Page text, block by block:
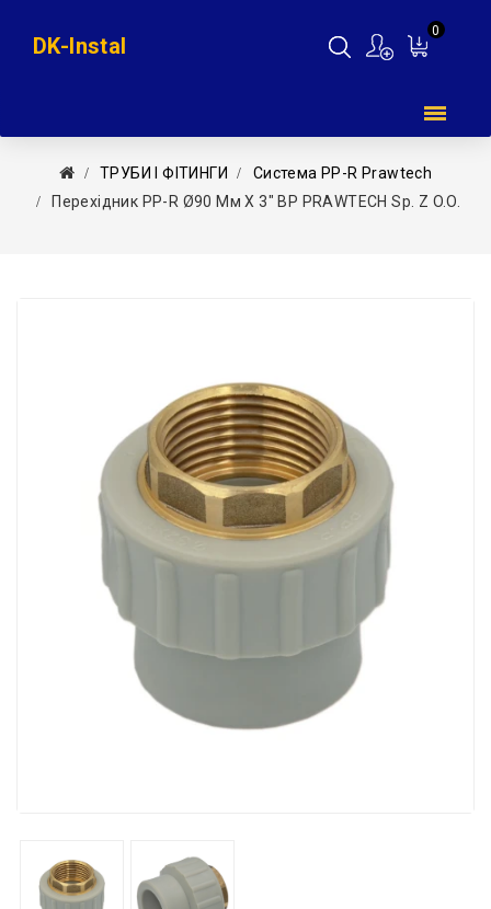
0
DK-Instal
ТРУБИ І ФІТИНГИ
Система PP-R Prawtech
Перехідник PP-R Ø90 Мм X 3″ ВР PRAWTECH Sp. Z O.o.